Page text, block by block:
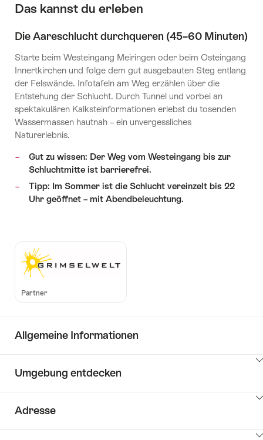
Das kannst du erleben
Die Aareschlucht durchqueren (45–60 Minuten)
Starte beim Westeingang Meiringen oder beim Osteingang
Innertkirchen und folge dem gut ausgebauten Steg entlang
der Felswände. Infotafeln am Weg erzählen über die
Entstehung der Schlucht. Durch Tunnel und vorbei an
spektakulären Kalksteinformationen erlebst du tosenden
Wassermassen hautnah – ein unvergessliches
Naturerlebnis.
Gut zu wissen: Der Weg vom Westeingang bis zur
Schluchtmitte ist barrierefrei.
Tipp: Im Sommer ist die Schlucht vereinzelt bis 22
Uhr geöffnet – mit Abendbeleuchtung.
Partner
Allgemeine Informationen
Sie
um
Inhalte
Umgebung entdecken
Sie
Adresse